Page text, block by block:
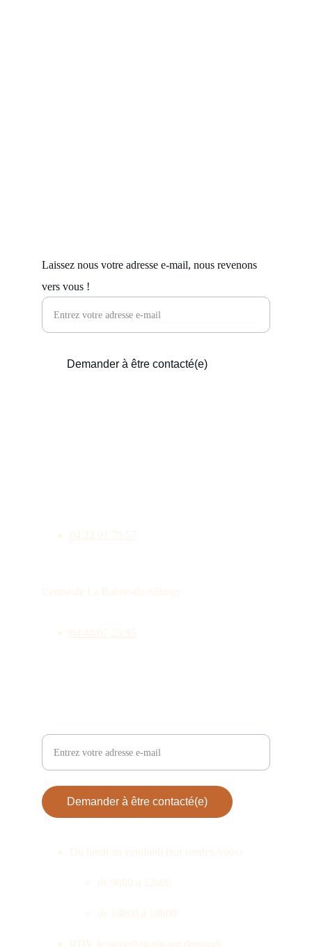
Laissez nous votre adresse e-mail, nous revenons
vers vous !
Demander à être contacté(e)
04 22 91 79 57
Centre de La Balme-de-Sillingy
04 48 07 25 95
Demander à être contacté(e)
Du lundi au vendredi (sur rendez-vous)
de 9h00 à 12h00
de 14h00 à 18h00
RDV le samedi matin sur demande.